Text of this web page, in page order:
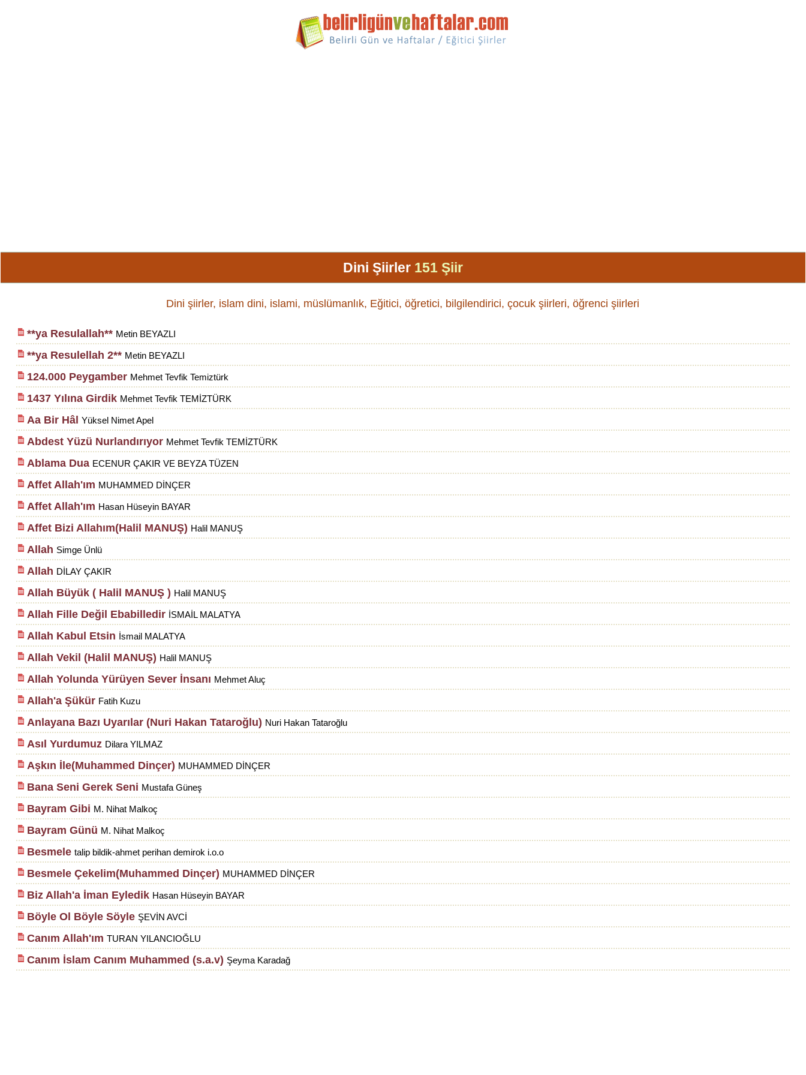
Dini Şiirler 151 Şiir
Dini şiirler, islam dini, islami, müslümanlık, Eğitici, öğretici, bilgilendirici, çocuk şiirleri, öğrenci şiirleri
**ya Resulallah** Metin BEYAZLI
**ya Resulellah 2** Metin BEYAZLI
124.000 Peygamber Mehmet Tevfik Temiztürk
1437 Yılına Girdik Mehmet Tevfik TEMİZTÜRK
Aa Bir Hâl Yüksel Nimet Apel
Abdest Yüzü Nurlandırıyor Mehmet Tevfik TEMİZTÜRK
Ablama Dua ECENUR ÇAKIR VE BEYZA TÜZEN
Affet Allah'ım MUHAMMED DİNÇER
Affet Allah'ım Hasan Hüseyin BAYAR
Affet Bizi Allahım(Halil MANUŞ) Halil MANUŞ
Allah Simge Ünlü
Allah DİLAY ÇAKIR
Allah Büyük ( Halil MANUŞ ) Halil MANUŞ
Allah Fille Değil Ebabilledir İSMAİL MALATYA
Allah Kabul Etsin İsmail MALATYA
Allah Vekil (Halil MANUŞ) Halil MANUŞ
Allah Yolunda Yürüyen Sever İnsanı Mehmet Aluç
Allah'a Şükür Fatih Kuzu
Anlayana Bazı Uyarılar (Nuri Hakan Tataroğlu) Nuri Hakan Tataroğlu
Asıl Yurdumuz Dilara YILMAZ
Aşkın İle(Muhammed Dinçer) MUHAMMED DİNÇER
Bana Seni Gerek Seni Mustafa Güneş
Bayram Gibi M. Nihat Malkoç
Bayram Günü M. Nihat Malkoç
Besmele talip bildik-ahmet perihan demirok i.o.o
Besmele Çekelim(Muhammed Dinçer) MUHAMMED DİNÇER
Biz Allah'a İman Eyledik Hasan Hüseyin BAYAR
Böyle Ol Böyle Söyle ŞEVİN AVCİ
Canım Allah'ım TURAN YILANCIOĞLU
Canım İslam Canım Muhammed (s.a.v) Şeyma Karadağ